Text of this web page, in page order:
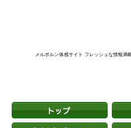
メルボルン体感サイト フレッシュな情報満